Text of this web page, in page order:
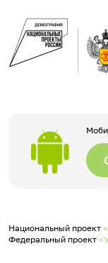
Национальный проект
Федеральный проект